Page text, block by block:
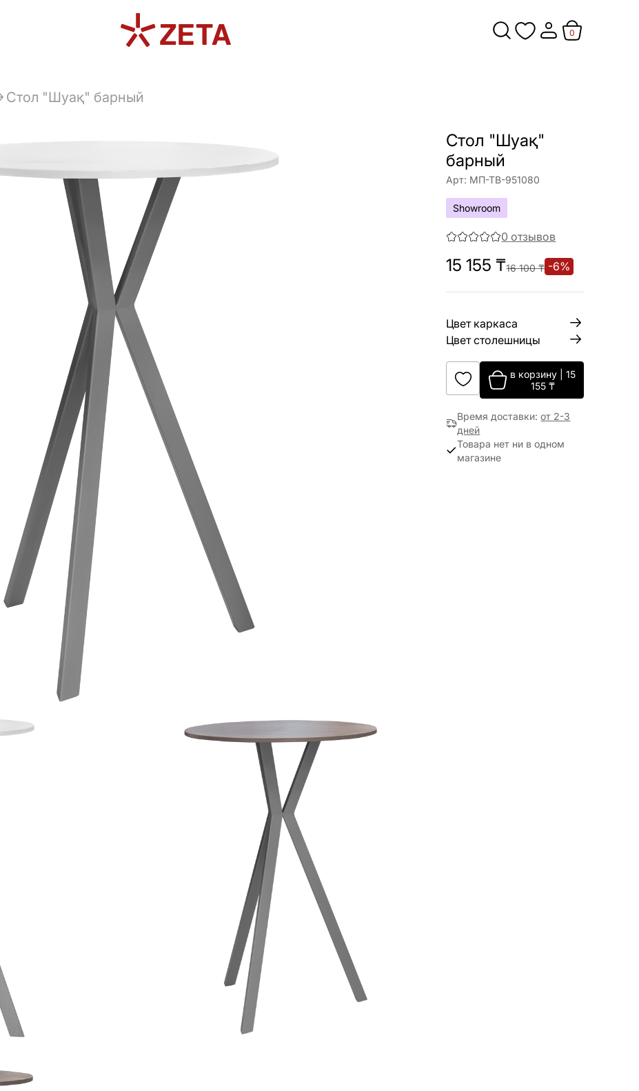
0
Стол "Шуақ" барный
Стол "Шуақ"
барный
Арт: МП-ТВ-951080
Showroom
0 отзывов
15 155 ₸16 100₸ -6%
Цвет каркаса
Цвет столешницы
в корзину |15
155 ₸
Время доставки:от 2-3
дней
Товара нет ни в одном
магазине